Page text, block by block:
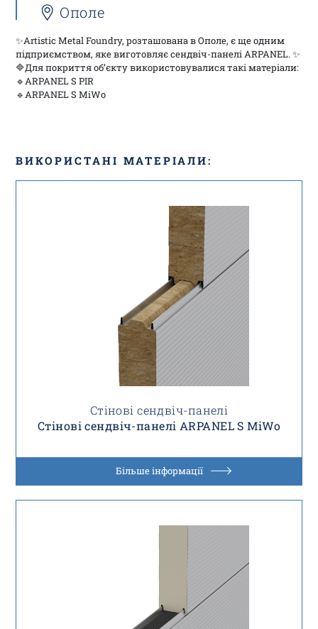
Ополе
✨Artistic Metal Foundry, розташована в Ополе, є ще одним
підприємством, яке виготовляє сендвіч-панелі ARPANEL.✨
🔷Для покриття об’єкту використовувалися такі матеріали:
🔹ARPANEL S PIR
🔹ARPANEL S MiWo
ВИКОРИСТАНІ МАТЕРІАЛИ:
Стінові сендвіч-панелі
Стінові сендвіч-панелі ARPANEL S MiWo
Більше інформації